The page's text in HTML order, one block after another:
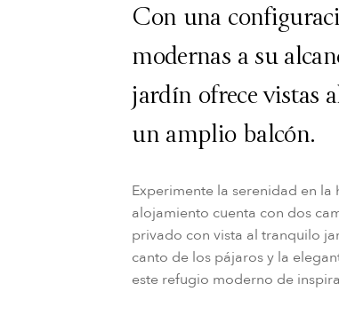
Con una
modernas a su
jardín ofrece vistas
un amplio balcón.
Experimente la serenidad en la
alojamiento cuenta con dos
privado con vista al tranquilo
canto de los pájaros y la
este refugio moderno de